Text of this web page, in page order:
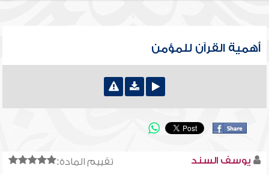
أهمية القرآن للمؤمن
تقييم المادة: يوسف السند